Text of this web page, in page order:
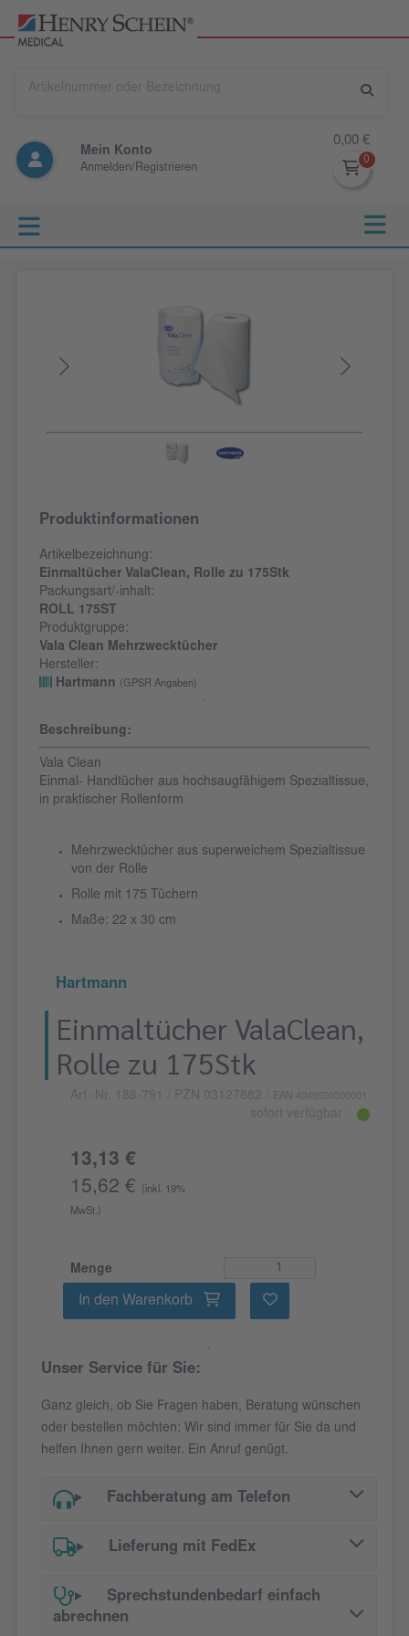
Mein Konto
Anmelden/Registrieren
0,00 €
Produktinformationen
Artikelbezeichnung:
Einmaltücher ValaClean, Rolle zu 175Stk
Packungsart/-inhalt:
ROLL 175ST
Produktgruppe:
Vala Clean Mehrzwecktücher
Hersteller:
Hartmann
(GPSR Angaben)
Beschreibung:
Vala Clean
Einmal- Handtücher aus hochsaugfähigem Spezialtissue,
in praktischer Rollenform
Mehrzwecktücher aus superweichem Spezialtissue
von der Rolle
Rolle mit 175 Tüchern
Maße: 22 x 30 cm
Hartmann
Einmaltücher ValaClean,
Rolle zu 175Stk
Art.-Nr. 188-791 / PZN 03127882 EAN 4049500300001
sofort verfügbar
13,13 €
15,62 €
(inkl. 19%
MwSt.)
Menge
In den Warenkorb
Unser Service für Sie:
Ganz gleich, ob Sie Fragen haben, Beratung wünschen
oder bestellen möchten: Wir sind immer für Sie da und
helfen Ihnen gern weiter. Ein Anruf genügt.
Fachberatung am Telefon
Lieferung mit FedEx
Sprechstundenbedarf einfach
abrechnen